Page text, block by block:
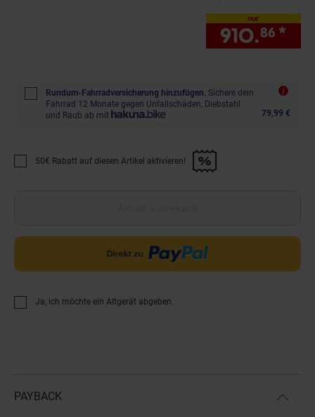
nur
910.86 *
Rundum-Fahrradversicherung hinzufügen. Sichere dein
Fahrrad 12 Monate gegen Unfallschäden, Diebstahl
und Raub ab mit
79,99 €
Promotion "50€ Rabatt auf diesen Artikel aktivieren!" anwenden
50€ Rabatt auf diesen Artikel aktivieren!
Ja, ich möchte ein Altgerät abgeben.
PAYBACK